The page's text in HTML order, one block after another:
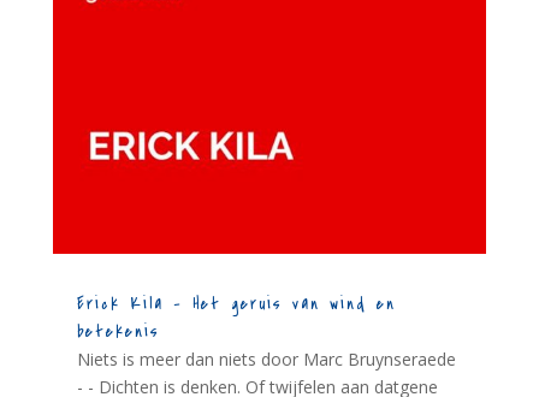
Erick Kila – Het geruis van wind en
betekenis
Niets is meer dan niets door Marc Bruynseraede
- - Dichten is denken. Of twijfelen aan datgene